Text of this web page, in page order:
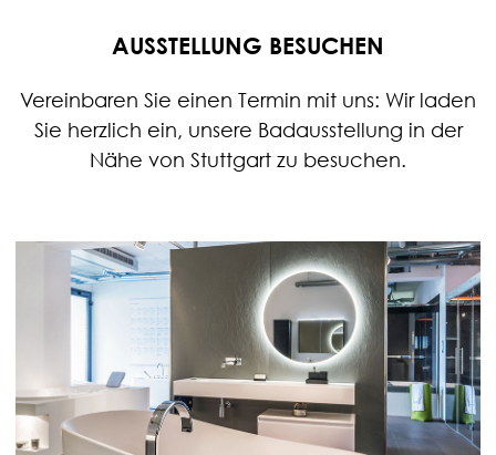
AUSSTELLUNG BESUCHEN
Vereinbaren Sie einen Termin mit uns: Wir laden
Sie herzlich ein, unsere Badausstellung in der
Nähe von Stuttgart zu besuchen.